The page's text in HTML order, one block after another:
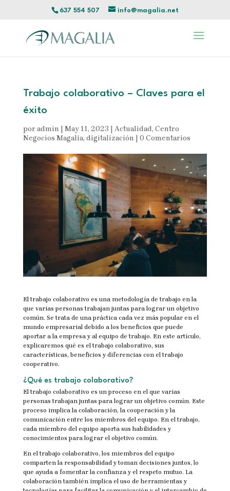
637 554 507 info@magalia.net
Trabajo colaborativo – Claves para el
éxito
por admin | May 11, 2023 | Actualidad, Centro
Negocios Magalia, digitalización | 0 Comentarios
El trabajo colaborativo es una metodología de trabajo en la
que varias personas trabajan juntas para lograr un objetivo
común. Se trata de una práctica cada vez más popular en el
mundo empresarial debido a los beneficios que puede
aportar a la empresa y al equipo de trabajo. En este artículo,
explicaremos qué es el trabajo colaborativo, sus
características, beneficios y diferencias con el trabajo
cooperativo.
¿Qué es trabajo colaborativo?
El trabajo colaborativo es un proceso en el que varias
personas trabajan juntas para lograr un objetivo común. Este
proceso implica la colaboración, la cooperación y la
comunicación entre los miembros del equipo. En el trabajo,
cada miembro del equipo aporta sus habilidades y
conocimientos para lograr el objetivo común.
En el trabajo colaborativo, los miembros del equipo
comparten la responsabilidad y toman decisiones juntos, lo
que ayuda a fomentar la confianza y el respeto mutuo. La
colaboración también implica el uso de herramientas y